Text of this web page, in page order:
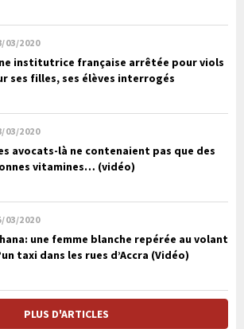
03/2020
institutrice française arrêtée pour viols
ses filles, ses élèves interrogés
03/2020
avocats-là ne contenaient pas que des
vitamines… (vidéo)
03/2020
une femme blanche repérée au volant
taxi dans les rues d’Accra (Vidéo)
PLUS D'ARTICLES